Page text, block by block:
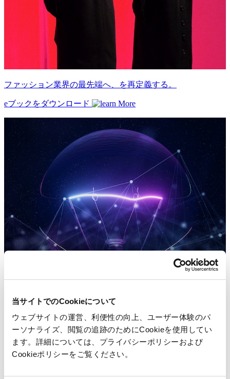
当サイトでのCookieについて
ウェブサイトの運営、利便性の向上、ユーザー体験のパ
ーソナライズ、閲覧の追跡のためにCookieを使用してい
ます。詳細については、プライバシーポリシーおよび
Cookieポリシーをご覧ください。
ファッション業界の最先端へ、を再定義する。
eブックをダウンロード